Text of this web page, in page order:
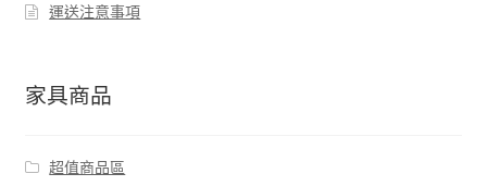
運送注意事項
家具商品
超值商品區